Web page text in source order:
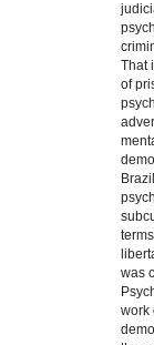
That
of
was
work